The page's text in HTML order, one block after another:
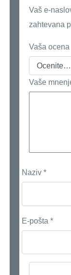
Vaš e-
zahtevana
Vaša ocena
Vaše
Naziv *
E-pošta *